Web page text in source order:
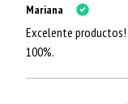
Mariana
Excelente productos!
100%.